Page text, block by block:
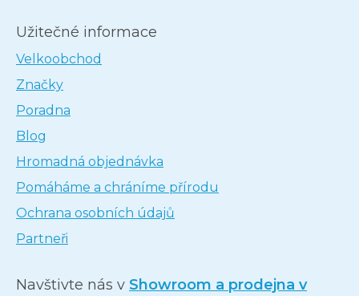
Užitečné informace
Velkoobchod
Značky
Poradna
Blog
Hromadná objednávka
Pomáháme a chráníme přírodu
Ochrana osobních údajů
Partneři
Navštivte nás v Showroom a prodejna v